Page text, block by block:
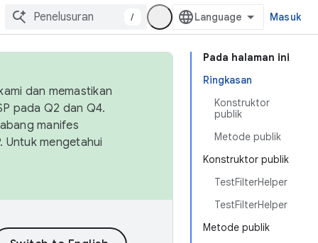
/ Masuk
Pada halaman ini
Ringkasan
Konstruktor
publik
Metode publik
Konstruktor publik
TestFilterHelper
TestFilterHelper
Metode publik
dan memastikan
pada Q2 dan Q4.
manifes
Untuk mengetahui